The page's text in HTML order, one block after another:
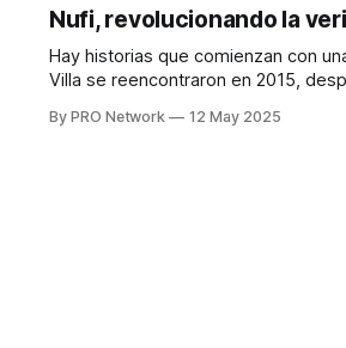
Nufi, revolucionando la
Hay historias que comienzan con
Villa se reencontraron en 2015,
By PRO Network 12 May 2025